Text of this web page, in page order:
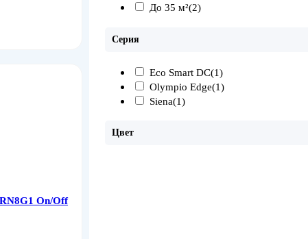
On/Off
До 35 м²(2)
Серия
Eco Smart DC(1)
Olympio Edge(1)
Siena(1)
Цвет